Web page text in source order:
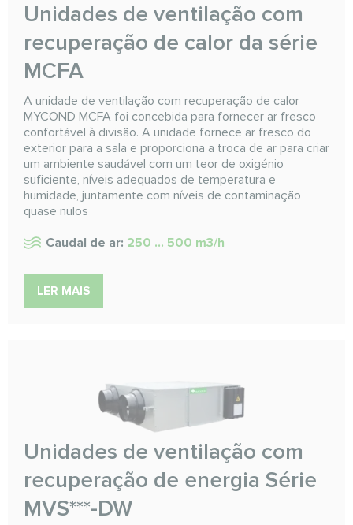
Unidades de ventilação com
recuperação de calor da série
MCFA
A unidade de ventilação com recuperação de calor
MYCOND MCFA foi concebida para fornecer ar fresco
confortável à divisão. A unidade fornece ar fresco do
exterior para a sala e proporciona a troca de ar para criar
um ambiente saudável com um teor de oxigénio
suficiente, níveis adequados de temperatura e
humidade, juntamente com níveis de contaminação
quase nulos
Caudal de ar: 250 ... 500 m3/h
LER MAIS
Unidades de ventilação com
recuperação de energia Série
MVS***-DW